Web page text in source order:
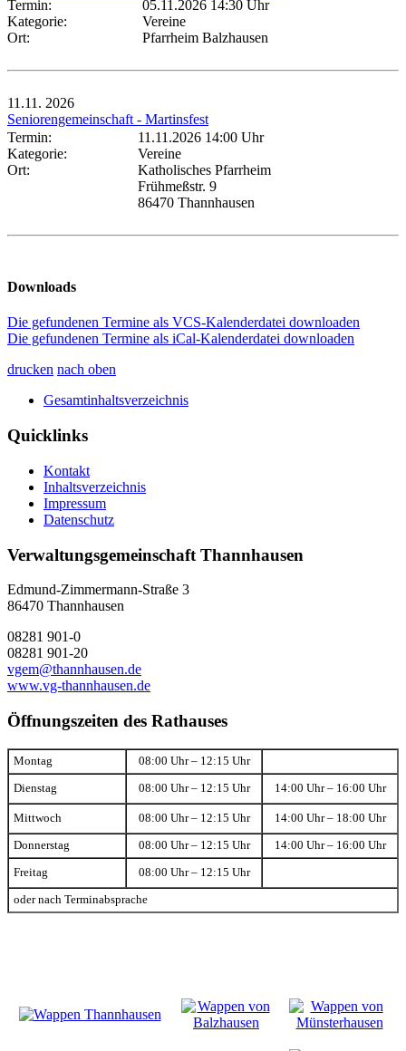
Termin:
05.11.2026 14:30 Uhr
Kategorie:
Vereine
Ort:
Pfarrheim Balzhausen
11.11. 2026
Seniorengemeinschaft - Martinsfest
Termin:
11.11.2026 14:00 Uhr
Kategorie:
Vereine
Ort:
Katholisches Pfarrheim
Frühmeßstr. 9
86470 Thannhausen
Downloads
Die gefundenen Termine als VCS-Kalenderdatei downloaden
Die gefundenen Termine als iCal-Kalenderdatei downloaden
drucken nach oben
Gesamtinhaltsverzeichnis
Quicklinks
Kontakt
Inhaltsverzeichnis
Impressum
Datenschutz
Verwaltungsgemeinschaft Thannhausen
Edmund-Zimmermann-Straße 3
86470 Thannhausen
08281 901-0
08281 901-20
vgem@thannhausen.de
www.vg-thannhausen.de
Öffnungszeiten des Rathauses
Montag 08:00 Uhr – 12:15 Uhr
Dienstag 08:00 Uhr – 12:15 Uhr 14:00 Uhr – 16:00 Uhr
Mittwoch 08:00 Uhr – 12:15 Uhr 14:00 Uhr – 18:00 Uhr
Donnerstag 08:00 Uhr – 12:15 Uhr 14:00 Uhr – 16:00 Uhr
Freitag 08:00 Uhr – 12:15 Uhr
oder nach Terminabsprache